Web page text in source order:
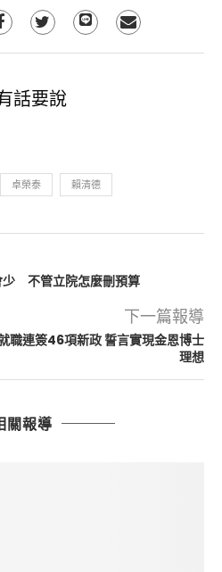
話要說
卓榮泰 賴清德
少 不管立院怎麼刪預算
下一篇報導
職連簽46項新政 誓言實現金恩博士
理想
關報導